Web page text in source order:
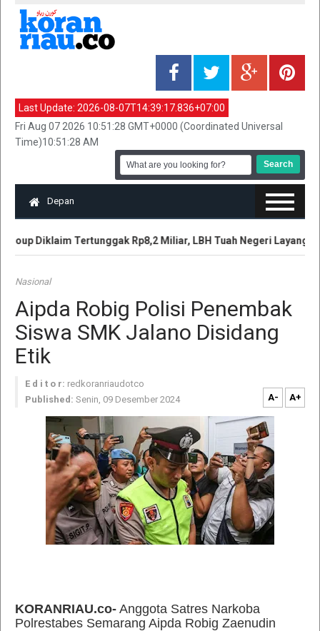
Last Update: 2026-08-07T14:39:17.836+07:00
Fri Aug 07 2026 10:51:28 GMT+0000 (Coordinated Universal
Time)10:51:28 AM
Depan
Diklaim Tertunggak Rp8,2 Miliar, LBH Tuah Negeri Layangkan
Nasional
Aipda Robig Polisi Penembak
Siswa SMK Jalano Disidang
Etik
E d i t o r: redkoranriaudotco
Published: Senin, 09 Desember 2024 A- A+
KORANRIAU.co- Anggota Satres Narkoba
Polrestabes Semarang Aipda Robig Zaenudin